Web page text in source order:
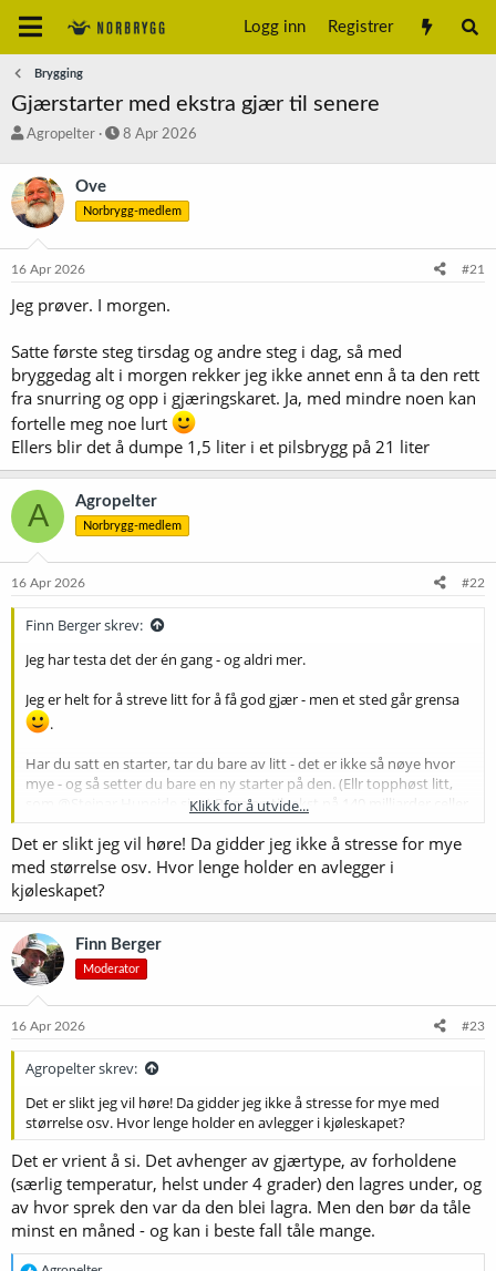
Logg inn Registrer
Brygging
Gjærstarter med ekstra gjær til senere
T
d
s
a
r
e
Agropelter
S
t
a
8 Apr 2026
Ove
Norbrygg-medlem
16 Apr 2026 #21
Jeg prøver. I morgen.
Satte første steg tirsdag og andre steg i dag, så med
bryggedag alt i morgen rekker jeg ikke annet enn å ta den rett
fra snurring og opp i gjæringskaret. Ja, med mindre noen kan
fortelle meg noe lurt
Ellers blir det å dumpe 1,5 liter i et pilsbrygg på 21 liter
A Agropelter
Norbrygg-medlem
16 Apr 2026 #22
Finn Berger skrev:
Jeg har testa det der én gang - og aldri mer.
Jeg er helt for å streve litt for å få god gjær - men et sted går grensa
.
Har du satt en starter, tar du bare av litt - det er ikke så nøye hvor
mye - og så setter du bare en ny starter på den. (Ellr topphøst litt,
sier.) Regn en tilvekst på 140 milliarder celler
litt på skjønn for den gjæren du starter med. Nøyaktig celletelling er
det bare tull å henge seg opp i - det er alltid en illusjon. Og det er
uansett minst like viktig at den gjæren du pitcher, er i fin form. Så
lenge den er det, er slingringsmonnet for antall celler temmelig
stort.
Klikk for å utvide...
Det er slikt jeg vil høre! Da gidder jeg ikke å stresse for mye
med størrelse osv. Hvor lenge holder en avlegger i
kjøleskapet?
Finn Berger
Moderator
16 Apr 2026 #23
Agropelter skrev:
Det er slikt jeg vil høre! Da gidder jeg ikke å stresse for mye med
størrelse osv. Hvor lenge holder en avlegger i kjøleskapet?
Det er vrient å si. Det avhenger av gjærtype, av forholdene
(særlig temperatur, helst under 4 grader) den lagres under, og
av hvor sprek den var da den blei lagra. Men den bør da tåle
minst en måned - og kan i beste fall tåle mange.
R